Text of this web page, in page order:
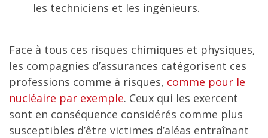
les techniciens et les ingénieurs.
Face à tous ces risques chimiques et physiques,
les compagnies d’assurances catégorisent ces
professions comme à risques, comme pour le
nucléaire par exemple. Ceux qui les exercent
sont en conséquence considérés comme plus
susceptibles d’être victimes d’aléas entraînant